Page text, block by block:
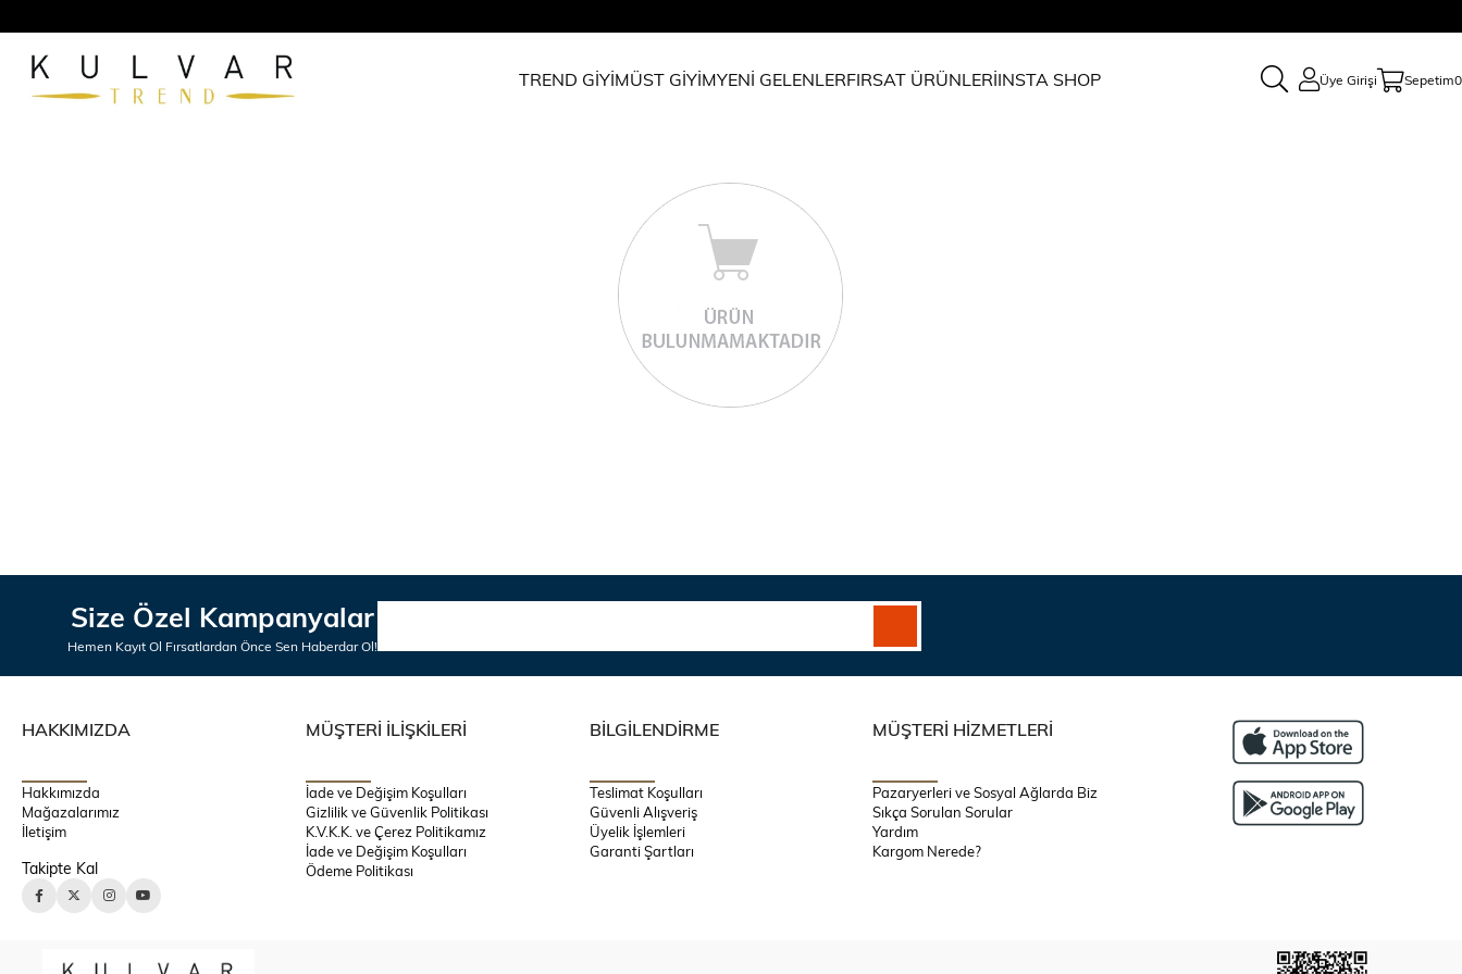
TREND GİYİMÜST GİYİMYENİ GELENLERFIRSAT ÜRÜNLERİINSTA SHOP Üye Girişi Sepetim0
Size Özel Kampanyalar
Hemen Kayıt Ol Fırsatlardan Önce Sen Haberdar Ol!
HAKKIMIZDA
Hakkımızda
Mağazalarımız
İletişim
Takipte Kal
MÜŞTERİ İLİŞKİLERİ
İade ve Değişim Koşulları
Gizlilik ve Güvenlik Politikası
K.V.K.K. ve Çerez Politikamız
İade ve Değişim Koşulları
Ödeme Politikası
BİLGİLENDİRME
Teslimat Koşulları
Güvenli Alışveriş
Üyelik İşlemleri
Garanti Şartları
MÜŞTERİ HİZMETLERİ
Pazaryerleri ve Sosyal Ağlarda Biz
Sıkça Sorulan Sorular
Yardım
Kargom Nerede?